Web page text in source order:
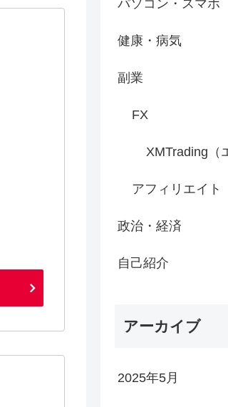
パソコン・スマホ
健康・病気
副業
FX
XMTrading（
アフィリエイト
政治・経済
自己紹介
アーカイブ
2025年5月